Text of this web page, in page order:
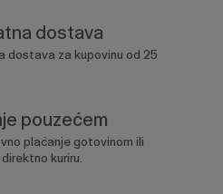
dostava
dostava za kupovinu od 25
pouzećem
plaćanje gotovinom ili
kuriru.